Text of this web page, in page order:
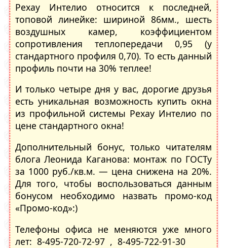
Рехау Интелио относится к последней,
топовой линейке: шириной 86мм., шесть
воздушных камер, коэффициентом
сопротивления теплопередачи 0,95 (у
стандартного профиля 0,70). То есть данный
профиль почти на 30% теплее!
И только четыре дня у вас, дорогие друзья
есть уникальная возможность купить окна
из профильной системы Рехау Интелио по
цене стандартного окна!
Дополнительный бонус, только читателям
блога Леонида Каганова: монтаж по ГОСТу
за 1000 руб./кв.м. — цена снижена на 20%.
Для того, чтобы воспользоваться данным
бонусом необходимо назвать промо-код
«Промо-код»:)
Телефоны офиса не меняются уже много
лет: 8-495-720-72-97 , 8-495-722-91-30